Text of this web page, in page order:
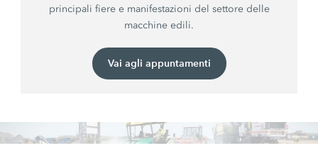
principali fiere e manifestazioni del settore delle
macchine edili.
Vai agli appuntamenti